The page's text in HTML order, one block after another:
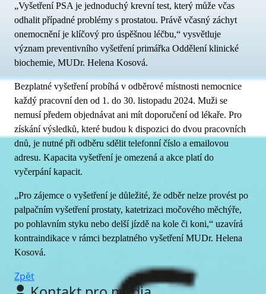
„Vyšetření PSA je jednoduchý krevní test, který může včas
odhalit případné problémy s prostatou. Právě včasný záchyt
onemocnění je klíčový pro úspěšnou léčbu,“ vysvětluje
význam preventivního vyšetření primářka Oddělení klinické
biochemie, MUDr. Helena Kosová.
Bezplatné vyšetření probíhá v odběrové místnosti nemocnice
každý pracovní den od 1. do 30. listopadu 2024. Muži se
nemusí předem objednávat ani mít doporučení od lékaře. Pro
získání výsledků, které budou k dispozici do dvou pracovních
dnů, je nutné při odběru sdělit telefonní číslo a emailovou
adresu. Kapacita vyšetření je omezená a akce platí do
vyčerpání kapacit.
„Pro zájemce o vyšetření je důležité, že odběr nelze provést po
palpačním vyšetření prostaty, katetrizaci močového měchýře,
po pohlavním styku nebo delší jízdě na kole či koni,“ uzavírá
kontraindikace v rámci bezplatného vyšetření MUDr. Helena
Kosová.
Zpět